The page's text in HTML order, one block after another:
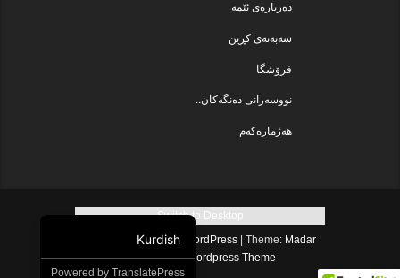
دەربارەی ئێمە
سەبەتەی کڕین
فرۆشگا
نووسەرانی دەنگەکان..
هەژمارەکەم
Switch to Desktop
Proudly powered by WordPress
Theme: Madar
LitebyFree Wordpress Theme
.
Powered by TranslatePress
Kurdish